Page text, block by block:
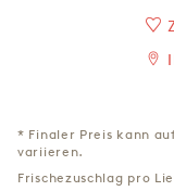
* Finaler Preis kann
variieren.
Frischezuschlag pro